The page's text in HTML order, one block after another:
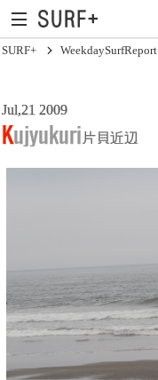
South Ibaraki
Video Logs
Monthly Archive
SURF+ WeekdaySurfReport
Jul,21 2009
Kujyukuri片貝近辺